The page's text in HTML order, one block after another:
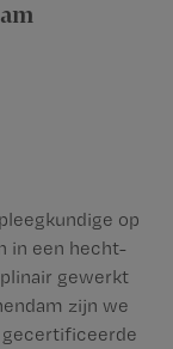
op
in een hecht-
gewerkt
zijn we
gecertificeerde